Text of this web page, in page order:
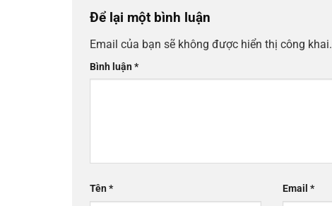
Để lại một bình luận
Email của bạn sẽ không được hiển thị công khai.
Bình luận*
Tên* Email*